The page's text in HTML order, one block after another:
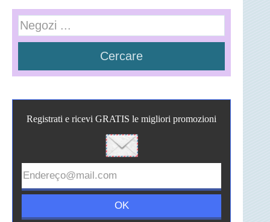
Registrati e ricevi GRATIS le migliori promozioni